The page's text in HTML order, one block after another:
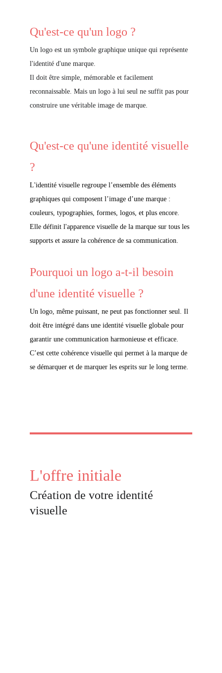
Qu'est-ce qu'un logo ?
Un logo est un symbole graphique unique qui représente
l'identité d'une marque.
Il doit être simple, mémorable et facilement
reconnaissable. Mais un logo à lui seul ne suffit pas pour
construire une véritable image de marque.
Qu'est-ce qu'une identité visuelle
?
L'identité visuelle regroupe l’ensemble des éléments
graphiques qui composent l’image d’une marque :
couleurs, typographies, formes, logos, et plus encore.
Elle définit l'apparence visuelle de la marque sur tous les
supports et assure la cohérence de sa communication.
Pourquoi un logo a-t-il besoin
d'une identité visuelle ?
Un logo, même puissant, ne peut pas fonctionner seul. Il
doit être intégré dans une identité visuelle globale pour
garantir une communication harmonieuse et efficace.
C’est cette cohérence visuelle qui permet à la marque de
se démarquer et de marquer les esprits sur le long terme.
Création de votre identité
visuelle
L'offre initiale